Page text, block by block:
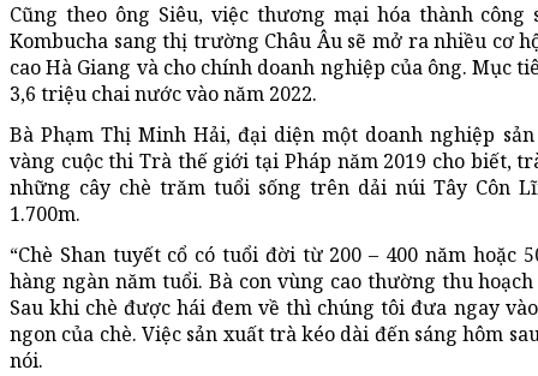
Cũng theo ông Siêu, việc thương mại hóa thành công
Kombucha sang thị trường Châu Âu sẽ mở ra nhiều cơ
cao Hà Giang và cho chính doanh nghiệp của ông. Mục
3,6 triệu chai nước vào năm 2022.
Bà Phạm Thị Minh Hải, đại diện một doanh nghiệp
vàng cuộc thi Trà thế giới tại Pháp năm 2019 cho biết,
những cây chè trăm tuổi sống trên dải núi Tây Côn
1.700m.
“Chè Shan tuyết cổ có tuổi đời từ 200 – 400 năm hoặc
hàng ngàn năm tuổi. Bà con vùng cao thường thu
Sau khi chè được hái đem về thì chúng tôi đưa ngay
ngon của chè. Việc sản xuất trà kéo dài đến sáng hôm
nói.